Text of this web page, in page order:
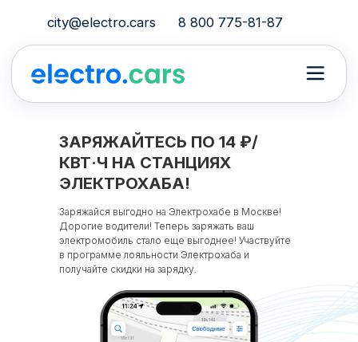
city@electro.cars 8 800 775-81-87
Заряжайся выгодно на Электрохабе в Москве!
Дорогие водители! Теперь заряжать ваш
электромобиль стало еще выгоднее! Участвуйте
в программе лояльности Электрохаба и
получайте скидки на зарядку.
ЗАРЯЖАЙТЕСЬ ПО 14 ₽/
КВТ·Ч НА СТАНЦИЯХ
ЭЛЕКТРОХАБА!